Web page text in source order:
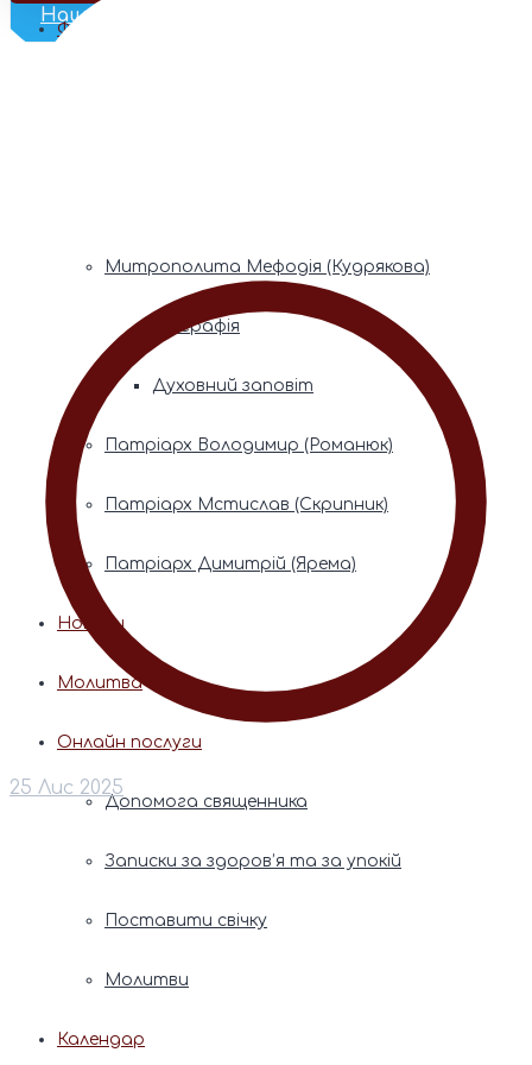
Наш Телеграм
Фонди пам’яті
Митрополита Мефодія (Кудрякова)
Біографія
Духовний заповіт
Патріарх Володимир (Романюк)
Патріарх Мстислав (Скрипник)
Патріарх Димитрій (Ярема)
Новини
Молитва
Онлайн послуги
Допомога священника
Записки за здоров’я та за упокій
Поставити свічку
Молитви
Календар
25 Лис 2025